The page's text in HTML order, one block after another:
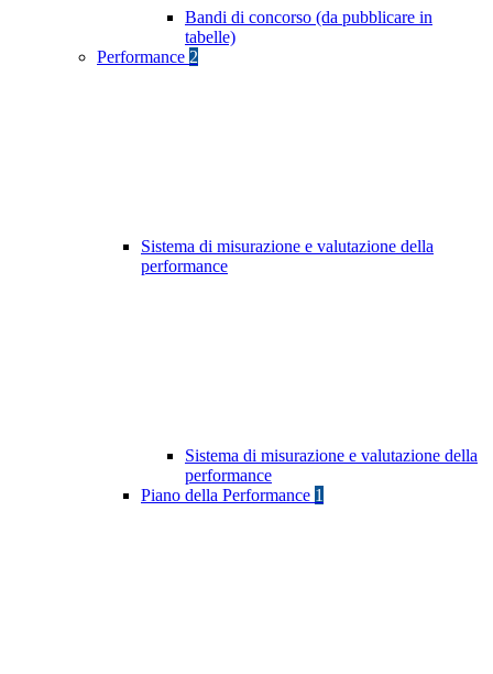
Bandi di concorso (da pubblicare in
tabelle)
Performance 2
Sistema di misurazione e valutazione della
performance
Sistema di misurazione e valutazione della
performance
Piano della Performance 1